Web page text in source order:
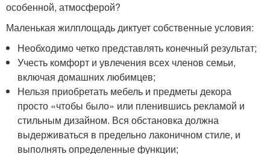
особенной, атмосферой?
Маленькая жилплощадь диктует собственные условия:
Необходимо четко представлять конечный результат;
Учесть комфорт и увлечения всех членов семьи,
включая домашних любимцев;
Нельзя приобретать мебель и предметы декора
просто «чтобы было» или пленившись рекламой и
стильным дизайном. Вся обстановка должна
выдерживаться в предельно лаконичном стиле, и
выполнять определенные функции;